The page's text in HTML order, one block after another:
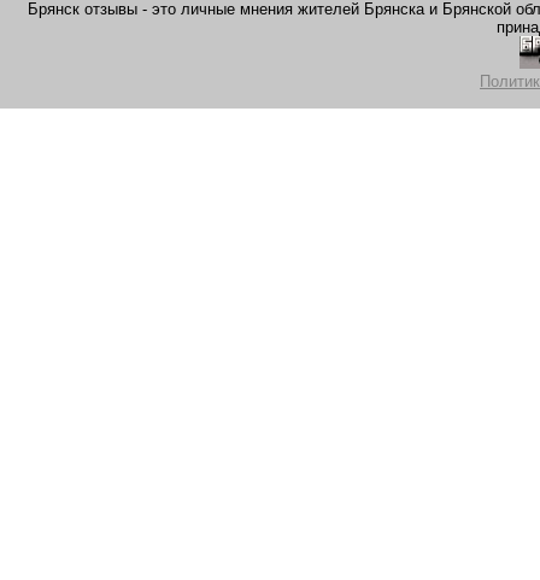
Брянск отзывы - это личные мнения жителей Брянска и Брянской